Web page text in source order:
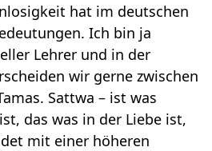
hat im deutschen
Ich bin ja
Lehrer und in der
wir gerne zwischen
Sattwa – ist was
das was in der Liebe ist,
mit einer höheren